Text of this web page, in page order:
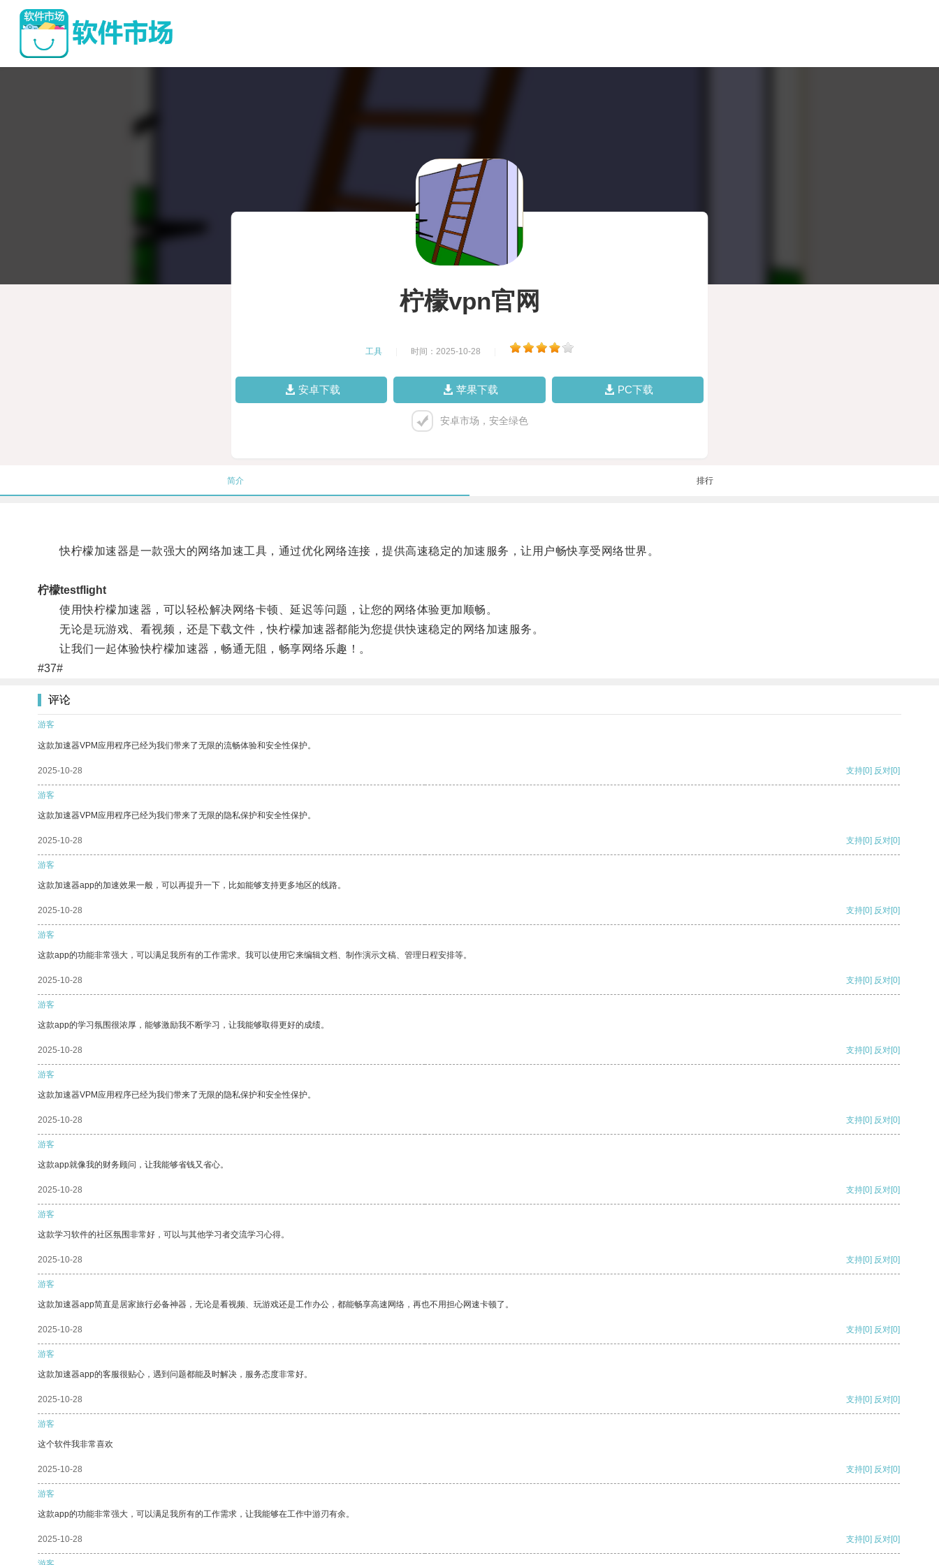
柠檬vpn官网
工具 时间：2025-10-28
安卓下载 苹果下载 PC下载
安卓市场，安全绿色
简介 排行
快柠檬加速器是一款强大的网络加速工具，通过优化网络连接，提供高速稳定的加速服务，让用户畅快享受网络世界。
柠檬testflight
使用快柠檬加速器，可以轻松解决网络卡顿、延迟等问题，让您的网络体验更加顺畅。
无论是玩游戏、看视频，还是下载文件，快柠檬加速器都能为您提供快速稳定的网络加速服务。
让我们一起体验快柠檬加速器，畅通无阻，畅享网络乐趣！。
#37#
评论
游客
这款加速器VPM应用程序已经为我们带来了无限的流畅体验和安全性保护。
2025-10-28 支持[0] 反对[0]
游客
这款加速器VPM应用程序已经为我们带来了无限的隐私保护和安全性保护。
2025-10-28 支持[0] 反对[0]
游客
这款加速器app的加速效果一般，可以再提升一下，比如能够支持更多地区的线路。
2025-10-28 支持[0] 反对[0]
游客
这款app的功能非常强大，可以满足我所有的工作需求。我可以使用它来编辑文档、制作演示文稿、管理日程安排等。
2025-10-28 支持[0] 反对[0]
游客
这款app的学习氛围很浓厚，能够激励我不断学习，让我能够取得更好的成绩。
2025-10-28 支持[0] 反对[0]
游客
这款加速器VPM应用程序已经为我们带来了无限的隐私保护和安全性保护。
2025-10-28 支持[0] 反对[0]
游客
这款app就像我的财务顾问，让我能够省钱又省心。
2025-10-28 支持[0] 反对[0]
游客
这款学习软件的社区氛围非常好，可以与其他学习者交流学习心得。
2025-10-28 支持[0] 反对[0]
游客
这款加速器app简直是居家旅行必备神器，无论是看视频、玩游戏还是工作办公，都能畅享高速网络，再也不用担心网速卡顿了。
2025-10-28 支持[0] 反对[0]
游客
这款加速器app的客服很贴心，遇到问题都能及时解决，服务态度非常好。
2025-10-28 支持[0] 反对[0]
游客
这个软件我非常喜欢
2025-10-28 支持[0] 反对[0]
游客
这款app的功能非常强大，可以满足我所有的工作需求，让我能够在工作中游刃有余。
2025-10-28 支持[0] 反对[0]